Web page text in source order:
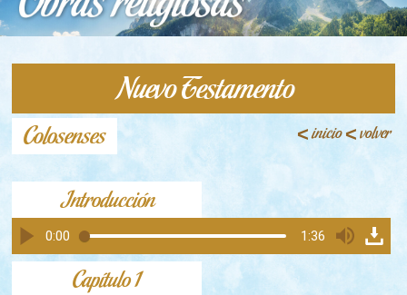
Nuevo Testamento
Colosenses <volver
<inicio
Introducción
0:00 1:36
Capítulo 1